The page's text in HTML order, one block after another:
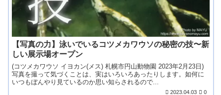
【写真の力】泳いでいるコツメカワウソの秘密の技〜新
しい展示場オープン
(コツメカワウソ イヨカン(メス) 札幌市円山動物園 2023年2月23日)
写真を撮って気づくことは、実はいろいろあったりします。如何に
いつもぼんやり見ているのか思い知らされるので...
2023.04.03 0